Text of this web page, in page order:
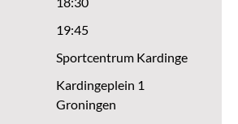
19:45
Sportcentrum Kardinge
Kardingeplein 1
Groningen